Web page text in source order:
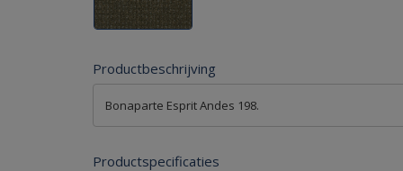
Productbeschrijving
Bonaparte Esprit Andes 198.
Productspecificaties